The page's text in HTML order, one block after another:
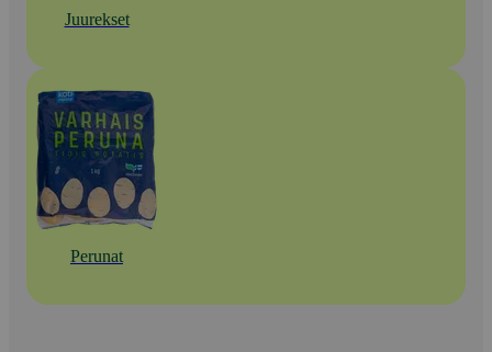
Juurekset
Perunat